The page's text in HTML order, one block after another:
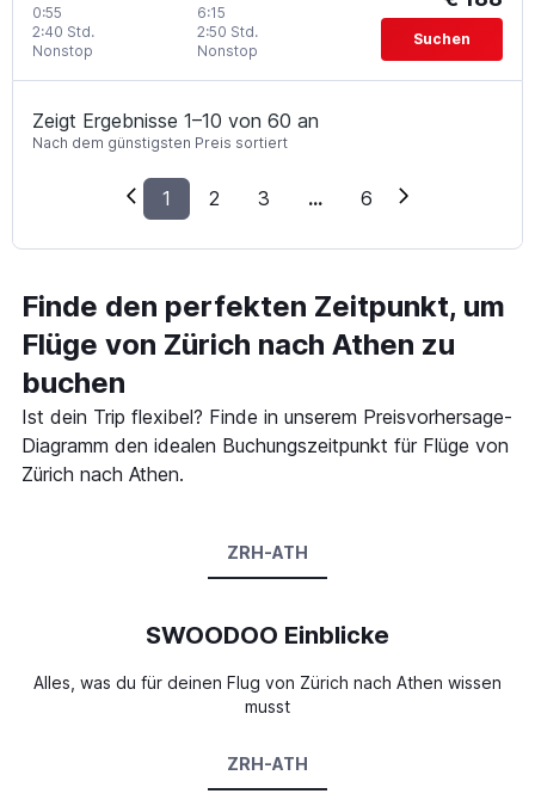
0:55
Nonstop
2:40 Std.
6:15
Nonstop
2:50 Std. Suchen
Zeigt Ergebnisse 1–10 von 60 an
Nach dem günstigsten Preis sortiert
1 2 3 ... 6
Finde den perfekten Zeitpunkt, um
Flüge von Zürich nach Athen zu
buchen
Ist dein Trip flexibel? Finde in unserem Preisvorhersage-
Diagramm den idealen Buchungszeitpunkt für Flüge von
Zürich nach Athen.
ZRH-ATH
SWOODOO Einblicke
Alles, was du für deinen Flug von Zürich nach Athen wissen
musst
ZRH-ATH